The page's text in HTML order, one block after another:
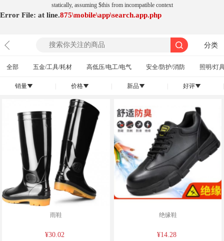
statically, assuming $this from incompatible context
Error File: \mobile\app\search.app.php
at 875
line.
分类
全部 五金/工具/耗材 高低压/电工/电气 安全/防护/消防 照明/灯
销量󰄢 价格󰄢 新品󰄢 好评󰄢
雨鞋
¥30.02
绝缘鞋
¥14.28